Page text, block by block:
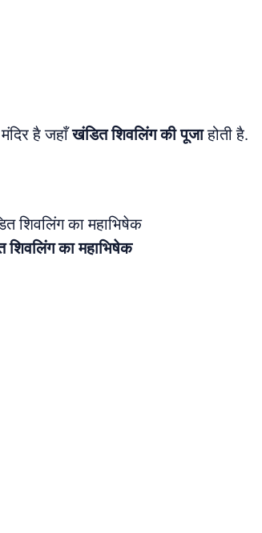
है जहाँखंडित शिवलिंग की पूजाहोती है.
का महाभिषेक